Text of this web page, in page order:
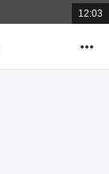
總
共
間
12:03